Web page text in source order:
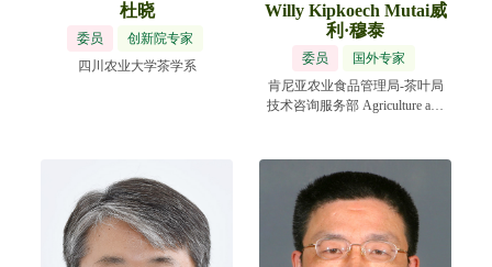
杜晓
委员
创新院专家
四川农业大学茶学系
Willy Kipkoech Mutai威
利·穆泰
委员
国外专家
肯尼亚农业食品管理局-茶叶局
技术咨询服务部 Agriculture and